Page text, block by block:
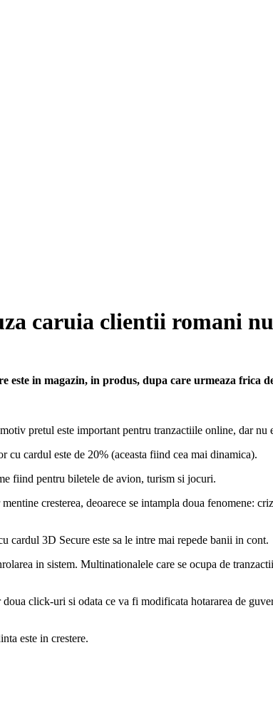
caruia clientii romani
este in magazin, in produs, dupa care urmeaza frica
pretul este important pentru tranzactiile online, dar nu
cardul este de 20% (aceasta fiind cea mai dinamica).
fiind pentru biletele de avion, turism si jocuri.
cresterea, deoarece se intampla doua fenomene:
cardul 3D Secure este sa le intre mai repede banii in cont.
in sistem. Multinationalele care se ocupa de
click-uri si odata ce va fi modificata hotararea de
este in crestere.